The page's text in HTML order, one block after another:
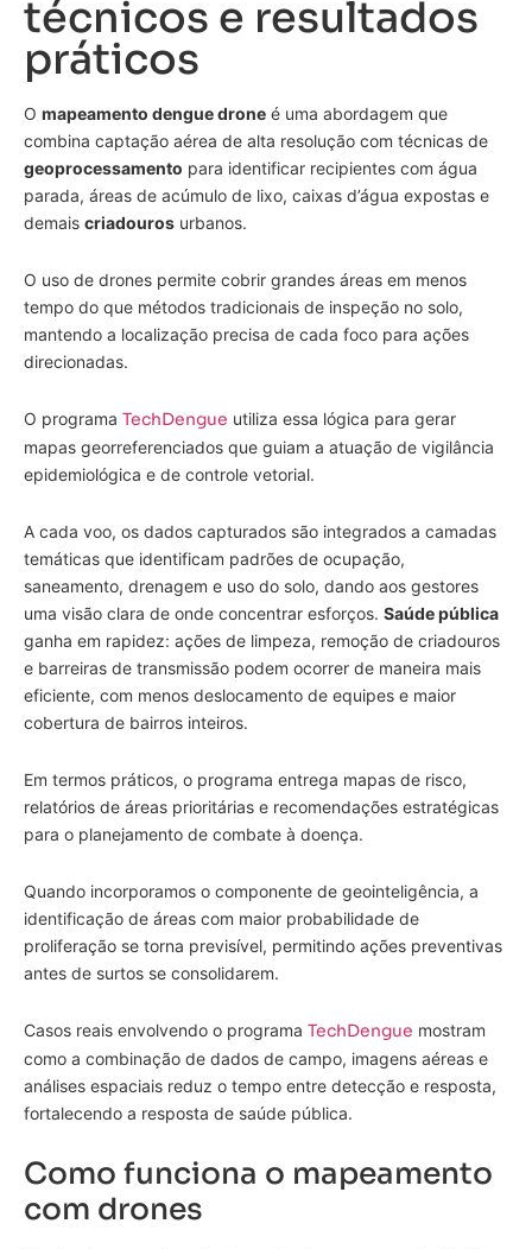
técnicos e resultados
práticos
O mapeamento dengue drone é uma abordagem que
combina captação aérea de alta resolução com técnicas de
geoprocessamento para identificar recipientes com água
parada, áreas de acúmulo de lixo, caixas d’água expostas e
demais criadouros urbanos.
O uso de drones permite cobrir grandes áreas em menos
tempo do que métodos tradicionais de inspeção no solo,
mantendo a localização precisa de cada foco para ações
direcionadas.
O programa TechDengue utiliza essa lógica para gerar
mapas georreferenciados que guiam a atuação de vigilância
epidemiológica e de controle vetorial.
A cada voo, os dados capturados são integrados a camadas
temáticas que identificam padrões de ocupação,
saneamento, drenagem e uso do solo, dando aos gestores
uma visão clara de onde concentrar esforços. Saúde pública
ganha em rapidez: ações de limpeza, remoção de criadouros
e barreiras de transmissão podem ocorrer de maneira mais
eficiente, com menos deslocamento de equipes e maior
cobertura de bairros inteiros.
Em termos práticos, o programa entrega mapas de risco,
relatórios de áreas prioritárias e recomendações estratégicas
para o planejamento de combate à doença.
Quando incorporamos o componente de geointeligência, a
identificação de áreas com maior probabilidade de
proliferação se torna previsível, permitindo ações preventivas
antes de surtos se consolidarem.
Casos reais envolvendo o programa TechDengue mostram
como a combinação de dados de campo, imagens aéreas e
análises espaciais reduz o tempo entre detecção e resposta,
fortalecendo a resposta de saúde pública.
Como funciona o mapeamento
com drones